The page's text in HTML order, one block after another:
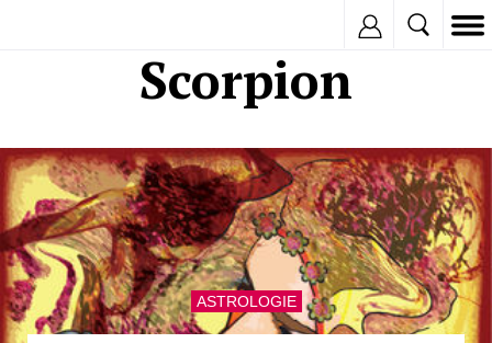
Scorpion
ASTROLOGIE